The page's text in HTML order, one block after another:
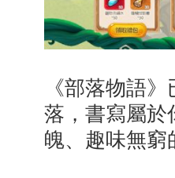
《部落物語
落，書寫屬於
魄、趣味無窮